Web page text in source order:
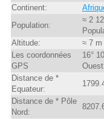
Continent:
Population:
≈ 2
Altitude:
≈ 7 m
Les coordonnées
GPS
16°
Ouest
Distance de *
Equateur:
Distance de * Pôle
Nord: